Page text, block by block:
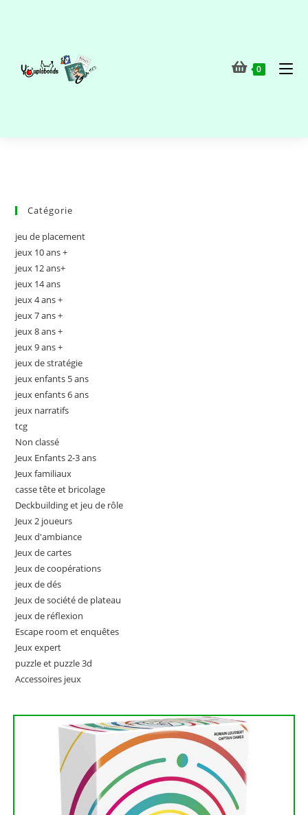
0
Catégorie
jeu de placement
jeux 10 ans +
jeux 12 ans+
jeux 14 ans
jeux 4 ans +
jeux 7 ans +
jeux 8 ans +
jeux 9 ans +
jeux de stratégie
jeux enfants 5 ans
jeux enfants 6 ans
jeux narratifs
tcg
Non classé
Jeux Enfants 2-3 ans
Jeux familiaux
casse tête et bricolage
Deckbuilding et jeu de rôle
Jeux 2 joueurs
Jeux d'ambiance
Jeux de cartes
Jeux de coopérations
jeux de dés
Jeux de société de plateau
jeux de réflexion
Escape room et enquêtes
Jeux expert
puzzle et puzzle 3d
Accessoires jeux